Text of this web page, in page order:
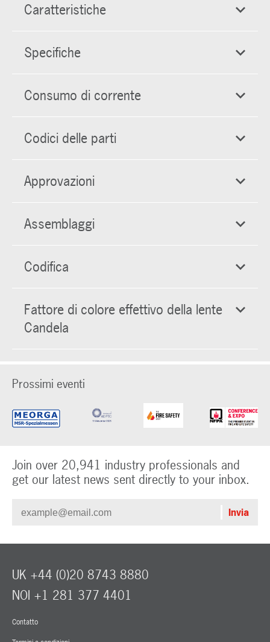
Caratteristiche
Specifiche
Consumo di corrente
Codici delle parti
Approvazioni
Assemblaggi
Codifica
Fattore di colore effettivo della lente
Candela
Prossimi eventi
Join over 20,941 industry professionals and
get our latest news sent directly to your inbox.
Contatto
UK +44 (0)20 8743 8880
NOI +1 281 377 4401